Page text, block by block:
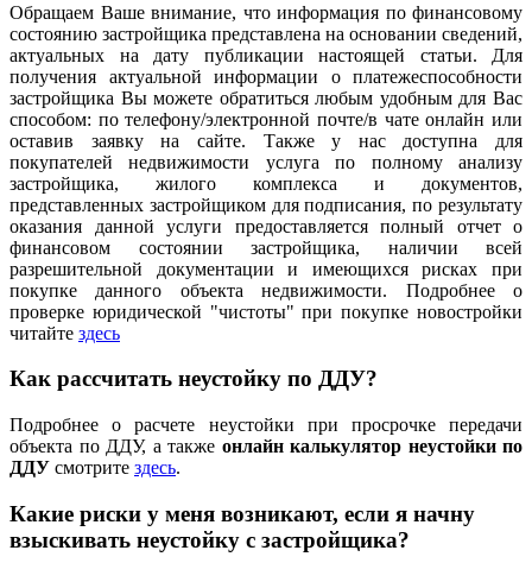
Обращаем Ваше внимание, что информация по финансовому
состоянию застройщика представлена на основании сведений,
актуальных на дату публикации настоящей статьи. Для
получения актуальной информации о платежеспособности
застройщика Вы можете обратиться любым удобным для Вас
способом: по телефону/электронной почте/в чате онлайн или
оставив заявку на сайте. Также у нас доступна для
покупателей недвижимости услуга по полному анализу
застройщика, жилого комплекса и документов,
представленных застройщиком для подписания, по результату
оказания данной услуги предоставляется полный отчет о
финансовом состоянии застройщика, наличии всей
разрешительной документации и имеющихся рисках при
покупке данного объекта недвижимости. Подробнее о
проверке юридической "чистоты" при покупке новостройки
читайте здесь
Как рассчитать неустойку по ДДУ?
Подробнее о расчете неустойки при просрочке передачи
объекта по ДДУ, а также онлайн калькулятор неустойки по
ДДУ смотрите здесь.
Какие риски у меня возникают, если я начну
взыскивать неустойку с застройщика?